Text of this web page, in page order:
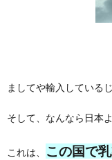
ましてや輸入している
そして、なんなら日本
これは、
この国で